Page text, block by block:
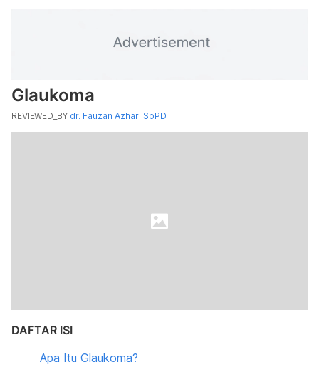
Glaukoma
REVIEWED_BY dr. Fauzan Azhari SpPD
DAFTAR ISI
Apa Itu Glaukoma?